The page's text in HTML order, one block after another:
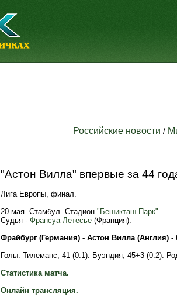
Российские новости /
"Астон Вилла" впервые за 44
Лига Европы, финал.
20 мая. Стамбул. Стадион "Бешикташ Парк".
Судья - Франсуа Летесье(Франция).
Фрайбург (Германия) - Астон Вилла (Англия) -
Голы: Тилеманс, 41 (0:1). Буэндия, 45+3 (0:2).
Статистика матча.
Онлайн трансляция.